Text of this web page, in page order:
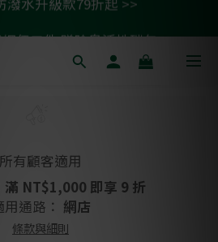
濾網買一送一 >>
所有顧客適用
滿 NT$1,000 即享 9 折
用通路： 網店
條款與細則